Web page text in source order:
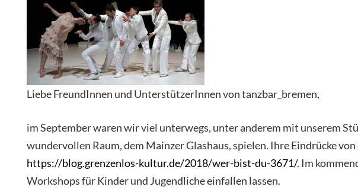
Liebe FreundInnen und UnterstützerInnen von tanzbar_bremen,
im September waren wir viel unterwegs, unter anderem mit unserem
wundervollen Raum, dem Mainzer Glashaus, spielen. Ihre Eindrücke
https://blog.grenzenlos-kultur.de/2018/wer-bist-du-3671/. Im
Workshops für Kinder und Jugendliche einfallen lassen.